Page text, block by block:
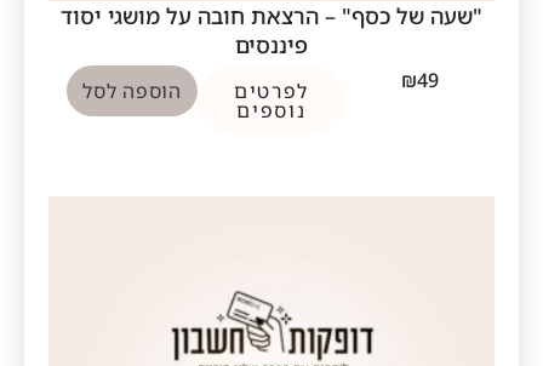
"שעה של כסף" – הרצאת חובה על מושגי יסוד
פיננסים
₪49 לפרטים
נוספים
הוספה לסל